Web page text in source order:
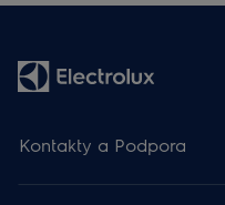
Kontakty a Podpora